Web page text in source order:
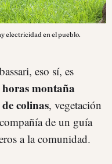
electricidad en el pueblo.
eso sí, es
montaña
colinas, vegetación
de un guía
a la comunidad.